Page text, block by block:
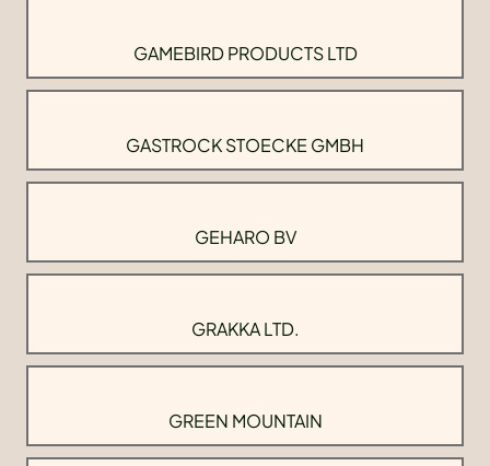
GAMEBIRD PRODUCTS LTD
GASTROCK STOECKE GMBH
GEHARO BV
GRAKKA LTD.
GREEN MOUNTAIN